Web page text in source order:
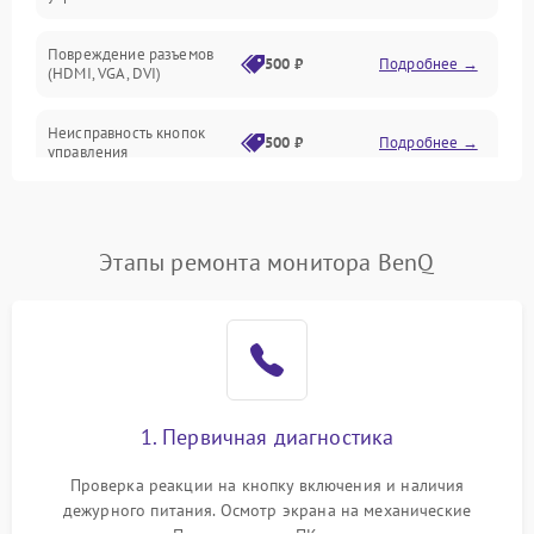
Повреждение разъемов
(HDMI, VGA, DVI)
500 ₽ Подробнее →
Неисправность кнопок
управления
500 ₽ Подробнее →
Повреждение кабеля
Подробнее →
1000 ₽
Поломка системы
автоматического
1000 ₽ Подробнее →
Неисправность системы
Этапы ремонта монитора BenQ
1. Первичная диагностика
Проверка реакции на кнопку включения и наличия
дежурного питания. Осмотр экрана на механические